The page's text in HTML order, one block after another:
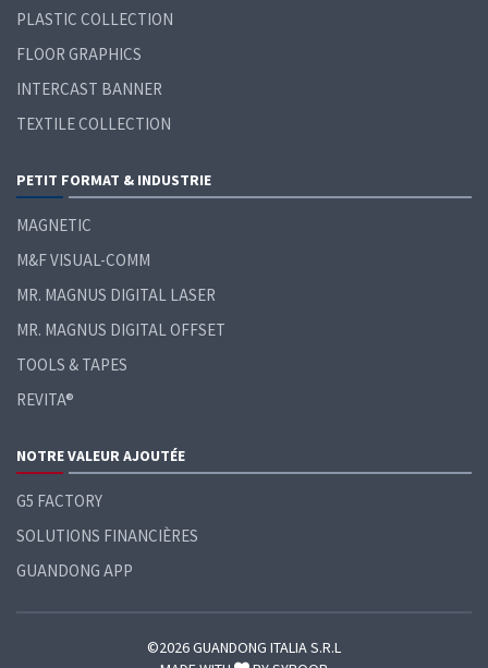
PLASTIC COLLECTION
FLOOR GRAPHICS
INTERCAST BANNER
TEXTILE COLLECTION
PETIT FORMAT & INDUSTRIE
MAGNETIC
M&F VISUAL-COMM
MR. MAGNUS DIGITAL LASER
MR. MAGNUS DIGITAL OFFSET
TOOLS & TAPES
REVITA®
NOTRE VALEUR AJOUTÉE
G5 FACTORY
SOLUTIONS FINANCIÈRES
GUANDONG APP
©2026 GUANDONG ITALIA S.R.L